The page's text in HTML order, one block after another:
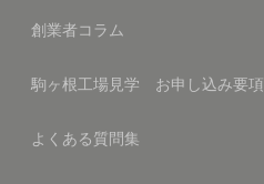
創業者コラム
駒ヶ根工場見学 お申し込み要項
よくある質問集